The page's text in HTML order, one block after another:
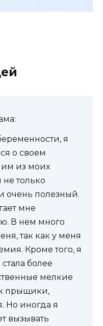
я
о своем
из моих
только
очень полезный.
мне
В нем много
так как у меня
Кроме того, я
более
мелкие
прыщики,
Но иногда я
вызывать